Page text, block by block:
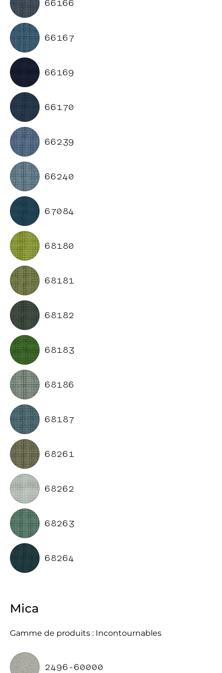
66166
66167
66169
66170
66239
66240
67084
68180
68181
68182
68183
68186
68187
68261
68262
68263
68264
Mica
Gamme de produits : Incontournables
2496-60000